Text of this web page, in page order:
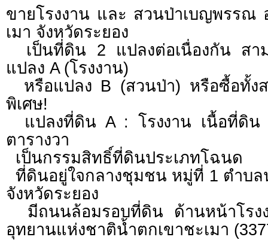
ขายโรงงาน และ สวนป่าเบญพรรณ
เมา จังหวัดระยอง
เป็นที่ดิน 2 แปลงต่อเนื่องกัน สาม
แปลง A (โรงงาน)
หรือแปลง B (สวนป่า) หรือซื้อทั้งส
พิเศษ!
แปลงที่ดิน A : โรงงาน เนื้อที่ดิน
ตารางวา
เป็นกรรมสิทธิ์ที่ดินประเภทโฉนด
ที่ดินอยู่ใจกลางชุมชน หมู่ที่ 1 ตำบล
จังหวัดระยอง
มีถนนล้อมรอบที่ดิน ด้านหน้าโรงง
อุทยานแห่งชาติน้ำตกเขาชะเมา